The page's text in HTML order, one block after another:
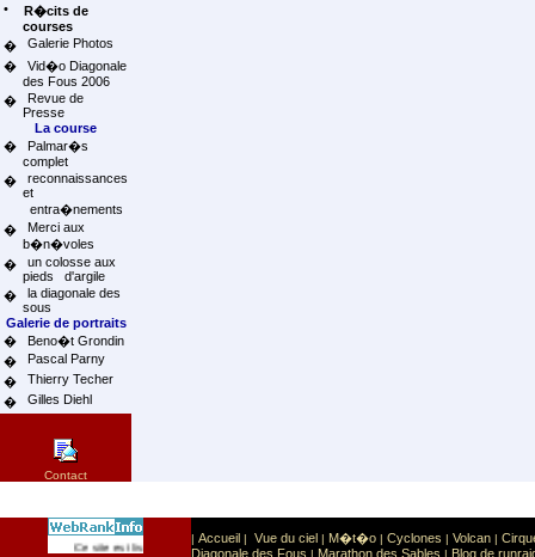
•
R�cits de
courses
�
Galerie Photos
�
Vid�o Diagonale
des Fous 2006
�
Revue de
Presse
La course
�
Palmar�s
complet
�
reconnaissances
et
entra�nements
�
Merci aux
b�n�voles
�
un colosse aux
pieds d'argile
�
la diagonale des
sous
Galerie de portraits
�
Beno�t Grondin
�
Pascal Parny
�
Thierry Techer
�
Gilles Diehl
Contact
Ce site est list� dans la cat�gorie Sport: Sports extr�mes
| Accueil | Vue du ciel | M�t�o | Cyclones | Volcan |
Diagonale des Fous | Marathon des Sables | Blog de